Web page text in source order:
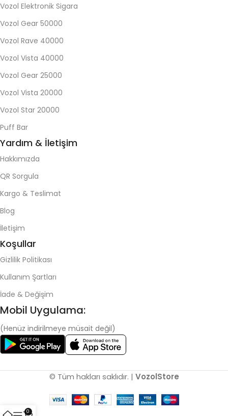
Vozol Elektronik Sigara
Vozol Gear 50000
Vozol Rave 40000
Vozol Vista 40000
Vozol Gear 25000
Vozol Vista 20000
Vozol Star 20000
Puff Bar
Yardım & İletişim
Hakkımızda
QR Sorgula
Kargo & Teslimat
Blog
İletişim
Koşullar
Gizlilik Politikası
Kullanım Şartları
İade & Değişim
Mobil Uygulama:
(Henüz indirilmeye müsait değil)
© Tüm hakları saklıdır. | VozolStore
0